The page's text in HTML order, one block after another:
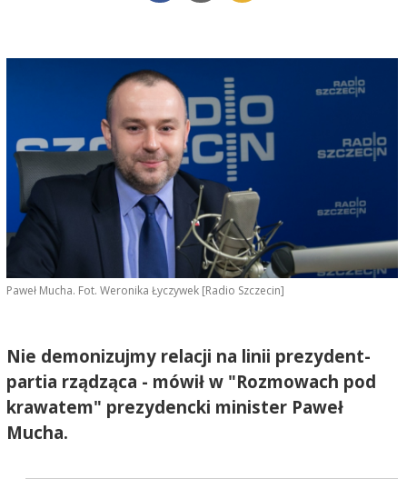
Paweł Mucha. Fot. Weronika Łyczywek [Radio Szczecin]
Nie demonizujmy relacji na linii prezydent-
partia rządząca - mówił w "Rozmowach pod
krawatem" prezydencki minister Paweł
Mucha.